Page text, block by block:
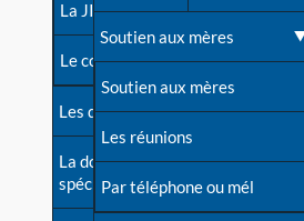
Une difficulté d'allaitement ?
Cas particuliers
Mythes et vérités
Devenir animatrice ?
La JIA
Le congrès
Les dossiers de l'allaitement
La documentation
spécialisée
contacts
Contact presse
Dossier de presse
Soutenir LLL
Livre d'or
Soutien aux mères
Soutien aux mères
Les réunions
Par téléphone ou mél